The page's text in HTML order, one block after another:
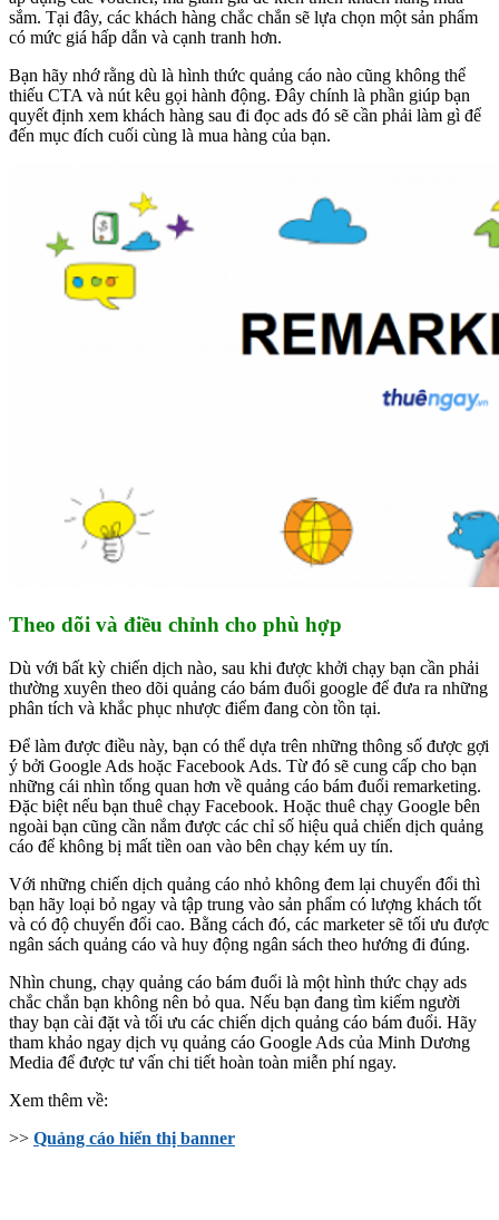
sắm. Tại đây, các khách hàng chắc chắn sẽ lựa chọn một sản phẩm
có mức giá hấp dẫn và cạnh tranh hơn.
Bạn hãy nhớ rằng dù là hình thức quảng cáo nào cũng không thể
thiếu CTA và nút kêu gọi hành động. Đây chính là phần giúp bạn
quyết định xem khách hàng sau đi đọc ads đó sẽ cần phải làm gì để
đến mục đích cuối cùng là mua hàng của bạn.
Theo dõi và điều chỉnh cho phù hợp
Dù với bất kỳ chiến dịch nào, sau khi được khởi chạy bạn cần phải
thường xuyên theo dõi quảng cáo bám đuổi google để đưa ra những
phân tích và khắc phục nhược điểm đang còn tồn tại.
Để làm được điều này, bạn có thể dựa trên những thông số được gợi
ý bởi Google Ads hoặc Facebook Ads. Từ đó sẽ cung cấp cho bạn
những cái nhìn tổng quan hơn về quảng cáo bám đuổi remarketing.
Đặc biệt nếu bạn thuê chạy Facebook. Hoặc thuê chạy Google bên
ngoài bạn cũng cần nắm được các chỉ số hiệu quả chiến dịch quảng
cáo để không bị mất tiền oan vào bên chạy kém uy tín.
Với những chiến dịch quảng cáo nhỏ không đem lại chuyển đổi thì
bạn hãy loại bỏ ngay và tập trung vào sản phẩm có lượng khách tốt
và có độ chuyển đổi cao. Bằng cách đó, các marketer sẽ tối ưu được
ngân sách quảng cáo và huy động ngân sách theo hướng đi đúng.
Nhìn chung, chạy quảng cáo bám đuổi là một hình thức chạy ads
chắc chắn bạn không nên bỏ qua. Nếu bạn đang tìm kiếm người
thay bạn cài đặt và tối ưu các chiến dịch quảng cáo bám đuổi. Hãy
tham khảo ngay dịch vụ quảng cáo Google Ads của Minh Dương
Media để được tư vấn chi tiết hoàn toàn miễn phí ngay.
Xem thêm về:
>> Quảng cáo hiển thị banner